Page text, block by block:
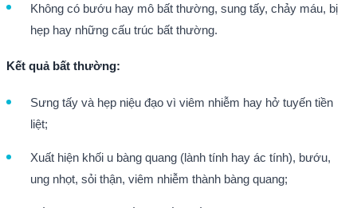
Không có bướu hay mô bất thường, sung tấy, chảy máu, bị
hẹp hay những cấu trúc bất thường.
Kết quả bất thường:
Sưng tấy và hẹp niệu đạo vì viêm nhiễm hay hở tuyến tiền
liệt;
Xuất hiện khối u bàng quang (lành tính hay ác tính), bướu,
ung nhọt, sỏi thận, viêm nhiễm thành bàng quang;